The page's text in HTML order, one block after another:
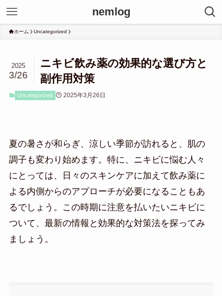
nemlog
ホーム Uncategorized
ニキビ飲み薬の効果的な選び方と
副作用対策
2025
3/26
Uncategorized 2025年3月26日
夏の暑さが和らぎ、涼しい季節が訪れると、肌の
調子も変わり始めます。特に、ニキビに悩む人々
にとっては、日々のスキンケアに加えて飲み薬に
よる内側からのアプローチが必要になることもあ
るでしょう。この時期に注意を払いたいニキビに
ついて、最新の情報と効果的な対策法を探ってみ
ましょう。